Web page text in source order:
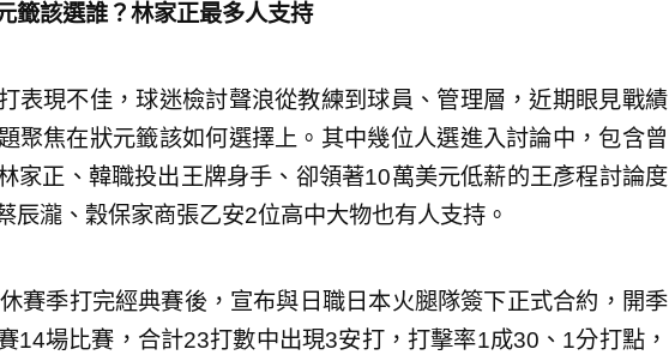
籤該選誰？林家正最多人支持
表現不佳，球迷檢討聲浪從教練到球員、管理層，近期眼見戰績
聚焦在狀元籤該如何選擇上。其中幾位人選進入討論中，包含曾
家正、韓職投出王牌身手、卻領著10萬美元低薪的王彥程討論度
辰瀧、穀保家商張乙安2位高中大物也有人支持。
賽季打完經典賽後，宣布與日職日本火腿隊簽下正式合約，開季
14場比賽，合計23打數中出現3安打，打擊率1成30、1分打點，